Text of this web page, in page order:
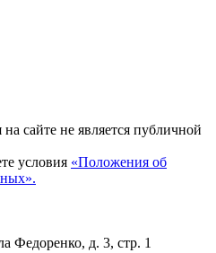
сайте не является публичной
условия «Положения об
Федоренко, д. 3, стр. 1